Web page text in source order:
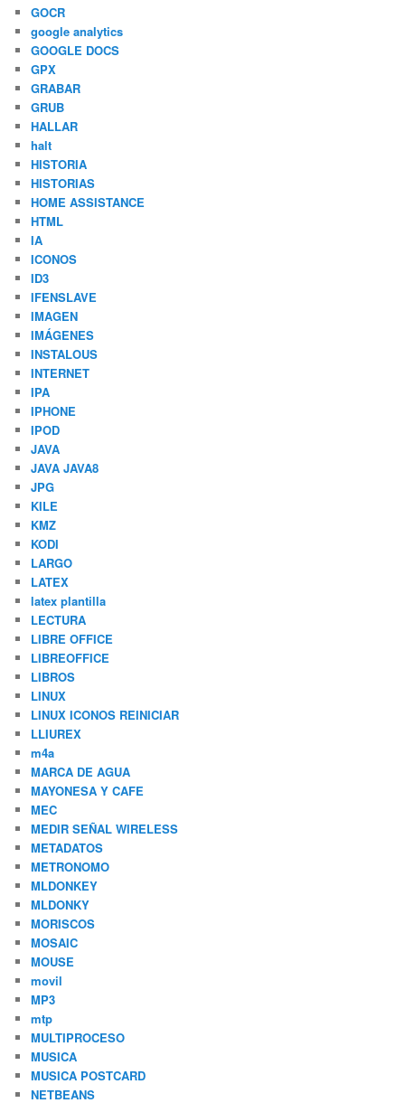
GOCR
google analytics
GOOGLE DOCS
GPX
GRABAR
GRUB
HALLAR
halt
HISTORIA
HISTORIAS
HOME ASSISTANCE
HTML
IA
ICONOS
ID3
IFENSLAVE
IMAGEN
IMÁGENES
INSTALOUS
INTERNET
IPA
IPHONE
IPOD
JAVA
JAVA JAVA8
JPG
KILE
KMZ
KODI
LARGO
LATEX
latex plantilla
LECTURA
LIBRE OFFICE
LIBREOFFICE
LIBROS
LINUX
LINUX ICONOS REINICIAR
LLIUREX
m4a
MARCA DE AGUA
MAYONESA Y CAFE
MEC
MEDIR SEÑAL WIRELESS
METADATOS
METRONOMO
MLDONKEY
MLDONKY
MORISCOS
MOSAIC
MOUSE
movil
MP3
mtp
MULTIPROCESO
MUSICA
MUSICA POSTCARD
NETBEANS